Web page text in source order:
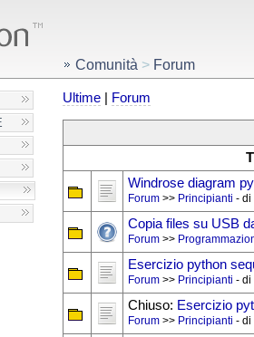
Comunità > Forum
Ultime| Forum
Windrose diagram
Forum>> Principianti - di
Copia files su USB
Forum>>
Esercizio python
Forum>> Principianti - di
Chiuso: Esercizio
Forum>> Principianti - di